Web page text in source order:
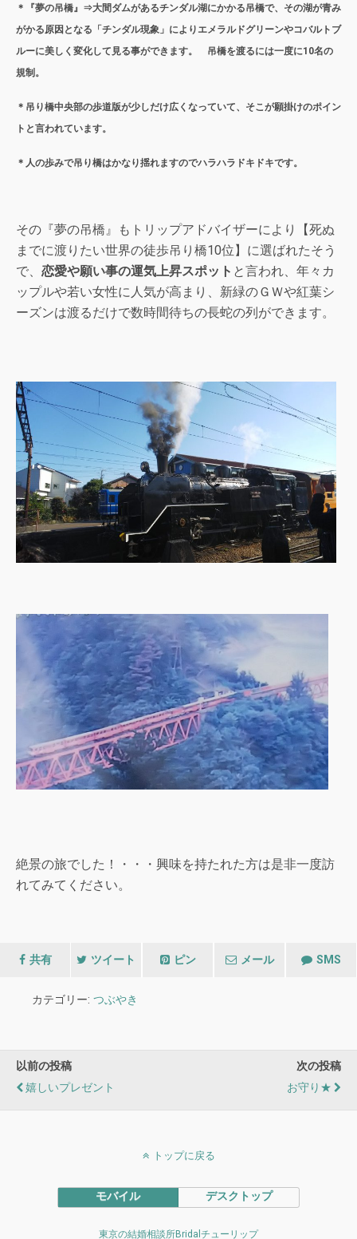
＊『夢の吊橋』⇒大間ダムがあるチンダル湖にかかる吊橋で、その湖が青み
がかる原因となる「チンダル現象」によりエメラルドグリーンやコバルトブ
ルーに美しく変化して見る事ができます。 吊橋を渡るには一度に10名の
規制。
＊吊り橋中央部の歩道版が少しだけ広くなっていて、そこが願掛けのポイン
トと言われています。
＊人の歩みで吊り橋はかなり揺れますのでハラハラドキドキです。
その『夢の吊橋』もトリップアドバイザーにより【死ぬ
までに渡りたい世界の徒歩吊り橋10位】に選ばれたそう
で、 恋愛や願い事の運気上昇スポット と言われ、年々カ
ップルや若い女性に人気が高まり、新緑のＧＷや紅葉シ
ーズンは渡るだけで数時間待ちの長蛇の列ができます。
絶景の旅でした！・・・興味を持たれた方は是非一度訪
れてみてください。
共有 ツイート ピン メール SMS
カテゴリー: つぶやき
以前の投稿
嬉しいプレゼント
次の投稿
お守り★
トップに戻る
モバイル デスクトップ
東京の結婚相談所Bridalチューリップ